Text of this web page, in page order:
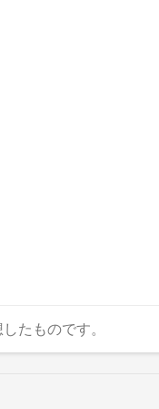
たものです。